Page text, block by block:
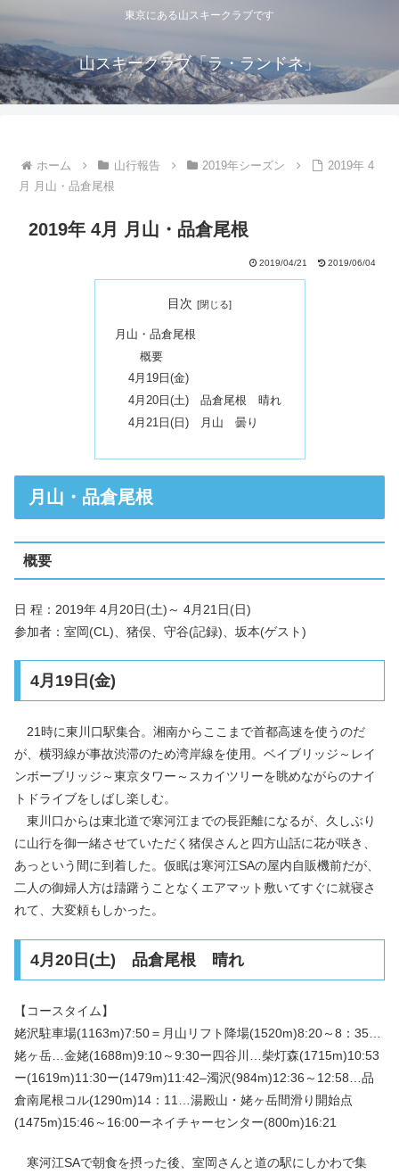
東京にある山スキークラブです
山スキークラブ「ラ・ランドネ」
ホーム 山行報告 2019年シーズン
2019年 4
月 月山・品倉尾根
2019年 4月 月山・品倉尾根
2019/04/21 2019/06/04
目次
月山・品倉尾根
概要
4月19日(金)
4月20日(土) 品倉尾根 晴れ
4月21日(日) 月山 曇り
月山・品倉尾根
概要
日 程：2019年 4月20日(土)～ 4月21日(日)
参加者：室岡(CL)、猪俣、守谷(記録)、坂本(ゲスト)
4月19日(金)
21時に東川口駅集合。湘南からここまで首都高速を使うのだ
が、横羽線が事故渋滞のため湾岸線を使用。ベイブリッジ～レイ
ンボーブリッジ～東京タワー～スカイツリーを眺めながらのナイ
トドライブをしばし楽しむ。
東川口からは東北道で寒河江までの長距離になるが、久しぶり
に山行を御一緒させていただく猪俣さんと四方山話に花が咲き、
あっという間に到着した。仮眠は寒河江SAの屋内自販機前だが、
二人の御婦人方は躊躇うことなくエアマット敷いてすぐに就寝さ
れて、大変頼もしかった。
4月20日(土) 品倉尾根 晴れ
【コースタイム】
姥沢駐車場(1163m)7:50＝月山リフト降場(1520m)8:20～8：35…
姥ヶ岳…金姥(1688m)9:10～9:30ー四谷川…柴灯森(1715m)10:53
ー(1619m)11:30ー(1479m)11:42–濁沢(984m)12:36～12:58…品
倉南尾根コル(1290m)14：11…湯殿山・姥ヶ岳間滑り開始点
(1475m)15:46～16:00ーネイチャーセンター(800m)16:21
寒河江SAで朝食を摂った後、室岡さんと道の駅にしかわで集